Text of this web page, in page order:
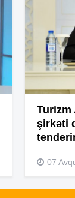
Turizm
şirkəti
07